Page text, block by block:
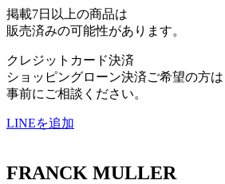
掲載7日以上の商品は
販売済みの可能性があります。
クレジットカード決済
ショッピングローン決済ご希望の方は
事前にご相談ください。
LINEを追加
FRANCK MULLER